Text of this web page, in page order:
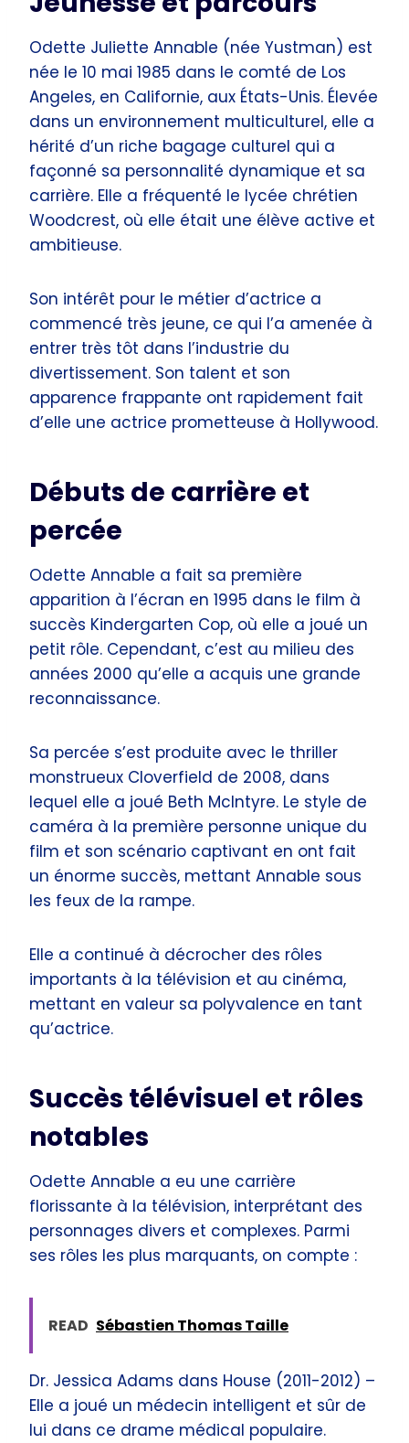
Odette Juliette Annable (née Yustman) est
née le 10 mai 1985 dans le comté de Los
Angeles, en Californie, aux États-Unis. Élevée
dans un environnement multiculturel, elle a
hérité d’un riche bagage culturel qui a
façonné sa personnalité dynamique et sa
carrière. Elle a fréquenté le lycée chrétien
Woodcrest, où elle était une élève active et
ambitieuse.
Son intérêt pour le métier d’actrice a
commencé très jeune, ce qui l’a amenée à
entrer très tôt dans l’industrie du
divertissement. Son talent et son
apparence frappante ont rapidement fait
d’elle une actrice prometteuse à Hollywood.
Débuts de carrière et
percée
Odette Annable a fait sa première
apparition à l’écran en 1995 dans le film à
succès Kindergarten Cop, où elle a joué un
petit rôle. Cependant, c’est au milieu des
années 2000 qu’elle a acquis une grande
reconnaissance.
Sa percée s’est produite avec le thriller
monstrueux Cloverfield de 2008, dans
lequel elle a joué Beth McIntyre. Le style de
caméra à la première personne unique du
film et son scénario captivant en ont fait
un énorme succès, mettant Annable sous
les feux de la rampe.
Elle a continué à décrocher des rôles
importants à la télévision et au cinéma,
mettant en valeur sa polyvalence en tant
qu’actrice.
Succès télévisuel et rôles
notables
Odette Annable a eu une carrière
florissante à la télévision, interprétant des
personnages divers et complexes. Parmi
ses rôles les plus marquants, on compte :
READ Sébastien Thomas Taille
Dr. Jessica Adams dans House (2011-2012) –
Elle a joué un médecin intelligent et sûr de
lui dans ce drame médical populaire.